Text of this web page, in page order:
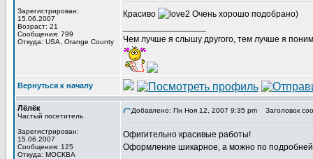
Зарегистрирован:
15.06.2007
Возраст: 21
Сообщения: 799
Откуда: USA, Orange County
Красиво
Очень хорошо подобрано)
Чем лучше я слышу другого, тем лучше я
Вернуться к началу
Лёлёк
Частый посетитель
Зарегистрирован:
15.06.2007
Сообщения: 125
Откуда: МОСКВА
Добавлено: Пн Ноя 12, 2007 9:35 pm Заголовок
Офигительно красивые работы!
Оформление шикарное, а можно по подробней